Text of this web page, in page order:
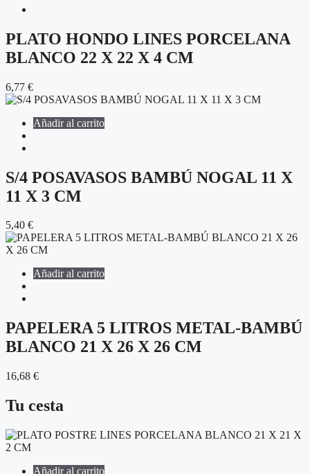
PLATO HONDO LINES PORCELANA
BLANCO 22 X 22 X 4 CM
6,77 €
Añadir al carrito
S/4 POSAVASOS BAMBÚ NOGAL 11 X
11 X 3 CM
5,40 €
Añadir al carrito
PAPELERA 5 LITROS METAL-BAMBÚ
BLANCO 21 X 26 X 26 CM
16,68 €
Tu cesta
Añadir al carrito